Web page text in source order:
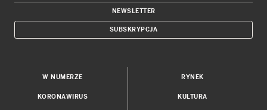
NEWSLETTER
SUBSKRYPCJA
W NUMERZE
KORONAWIRUS
RYNEK
KULTURA